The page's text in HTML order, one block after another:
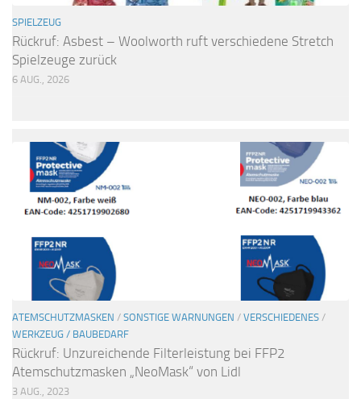
SPIELZEUG
Rückruf: Asbest – Woolworth ruft verschiedene Stretch
Spielzeuge zurück
6 AUG., 2026
ATEMSCHUTZMASKEN / SONSTIGE WARNUNGEN / VERSCHIEDENES /
WERKZEUG / BAUBEDARF
Rückruf: Unzureichende Filterleistung bei FFP2
Atemschutzmasken „NeoMask“ von Lidl
3 AUG., 2023